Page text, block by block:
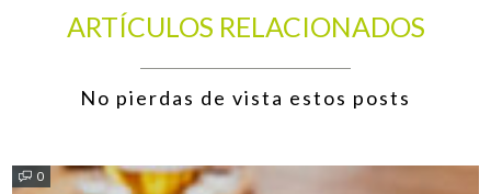
ARTÍCULOS RELACIONADOS
No pierdas de vista estos posts
0